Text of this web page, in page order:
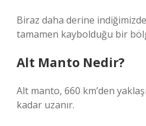
Biraz daha derine
tamamen kaybolduğu bir
Alt Manto Nedir?
Alt manto, 660 km’den
kadar uzanır.